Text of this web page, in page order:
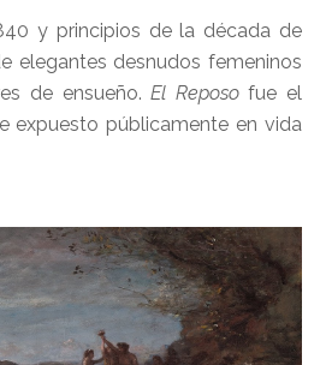
y principios de la década de
elegantes desnudos femeninos
de ensueño.El Reposofue el
expuesto públicamente en vida